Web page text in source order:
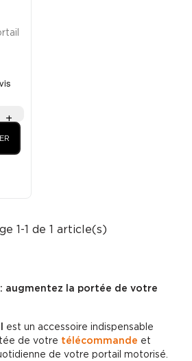
+
1-1 de 1 article(s)
augmentez la portée de votre
est un accessoire indispensable
de votre télécommande et
de votre portail motorisé.